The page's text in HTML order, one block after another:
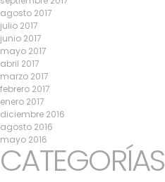
agosto 2017
julio 2017
junio 2017
mayo 2017
abril 2017
marzo 2017
febrero 2017
enero 2017
diciembre 2016
agosto 2016
mayo 2016
CATEGORÍAS